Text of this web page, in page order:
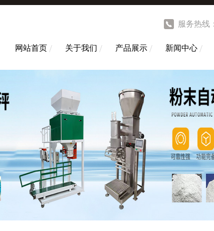
服务热线
网站首页 关于我们 产品展示 新闻中心